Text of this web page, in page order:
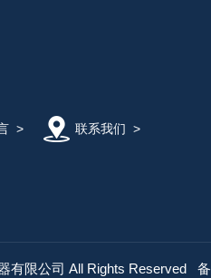
> 联系我们 >
有限公司 All Rights Reserved